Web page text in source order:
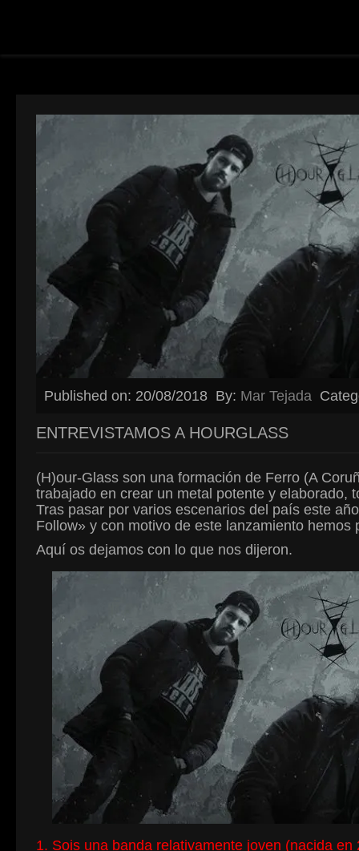
Published on: 20/08/2018 By: Mar Tejada
ENTREVISTAMOS A HOURGLASS
(H)our-Glass son una formación de Ferro (A
trabajado en crear un metal potente y elaborado,
Tras pasar por varios escenarios del país este
Follow» y con motivo de este lanzamiento
Aquí os dejamos con lo que nos dijeron.
1. Sois una banda relativamente joven (nacida